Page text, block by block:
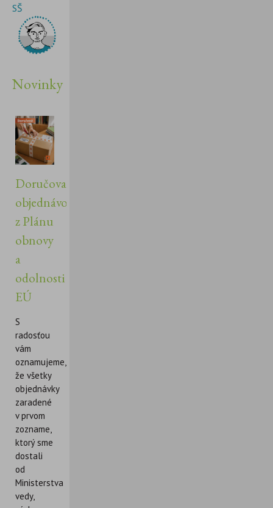
SŠ
Novinky
Doručovanie
objednávok
z Plánu
obnovy
a
odolnosti
EÚ
S
radosťou
vám
oznamujeme,
že všetky
objednávky
zaradené
v prvom
zozname,
ktorý sme
dostali
od
Ministerstva
vedy,